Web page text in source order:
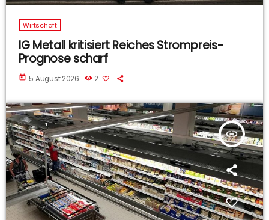
Wirtschaft
IG Metall kritisiert Reiches Strompreis-
Prognose scharf
today 5 August 2026 2
insert_link